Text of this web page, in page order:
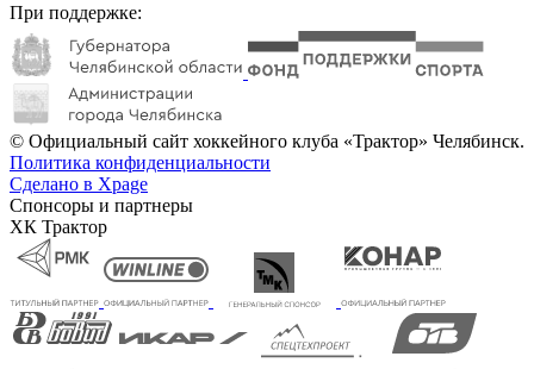
При поддержке:
© Официальный сайт хоккейного клуба «Трактор» Челябинск.
Политика конфиденциальности
Сделано в Xpage
Спонсоры и партнеры
ХК Трактор